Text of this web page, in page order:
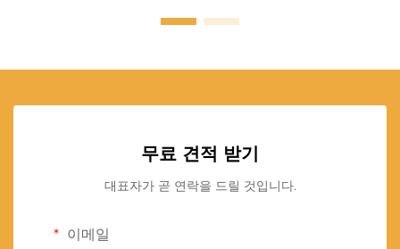
무료 견적 받기
대표자가 곧 연락을 드릴 것입니다.
이메일